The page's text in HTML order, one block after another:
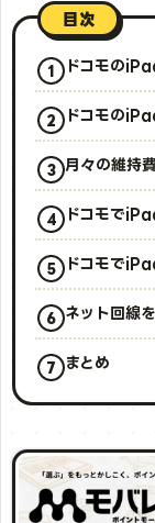
目次
ドコモの
ドコモの
月々の維持
ドコモで
ドコモで
ネット回線
まとめ